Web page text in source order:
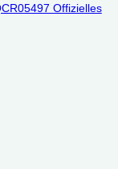
Offizielles